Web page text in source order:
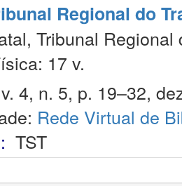
Regional do
Tribunal
17 v.
4, n. 5, p. 19–32,
Rede Virtual de
TST